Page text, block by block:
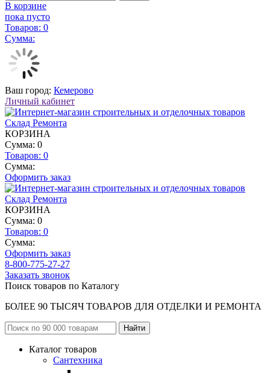
В корзине
пока пусто
Товаров: 0
Сумма:
Ваш город: Кемерово
Личный кабинет
КОРЗИНА
Сумма: 0
Товаров: 0
Сумма:
Оформить заказ
КОРЗИНА
Сумма: 0
Товаров: 0
Сумма:
Оформить заказ
8-800-775-27-27
Заказать звонок
Поиск товаров по Каталогу
БОЛЕЕ 90 ТЫСЯЧ ТОВАРОВ ДЛЯ ОТДЕЛКИ И РЕМОНТА
Каталог товаров
Сантехника